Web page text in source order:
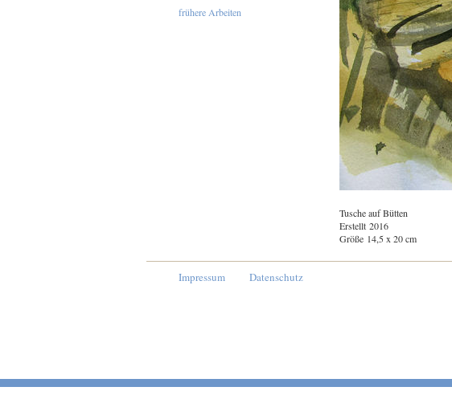
Tusche auf Bütten
Erstellt 2016
Größe 14,5 x 20 cm
frühere Arbeiten
Impressum Datenschutz